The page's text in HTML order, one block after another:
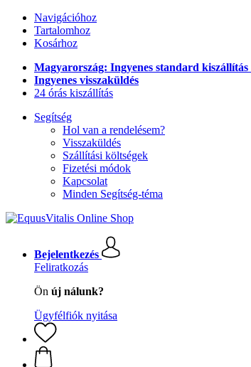
Navigációhoz
Tartalomhoz
Kosárhoz
Magyarország: Ingyenes standard kiszállítás
Ingyenes visszaküldés
24 órás kiszállítás
Segítség
Hol van a rendelésem?
Visszaküldés
Szállítási költségek
Fizetési módok
Kapcsolat
Minden Segítség-téma
Bejelentkezés
Feliratkozás
Ön új nálunk?
Ügyfélfiók nyitása